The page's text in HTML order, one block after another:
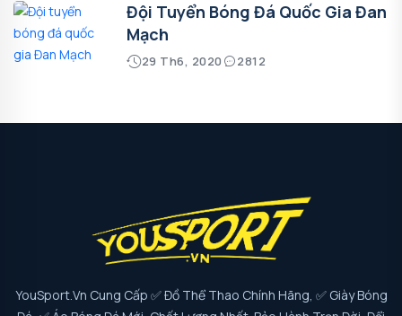
Đội Tuyển Bóng Đá Quốc Gia Đan
Mạch
29 Th6, 2020 2812
YouSport.vn Cung Cấp ✅ Đồ Thể Thao Chính Hãng, ✅ Giày Bóng